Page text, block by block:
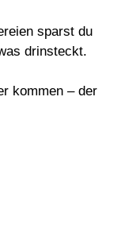
sparst du
drinsteckt.
kommen – der